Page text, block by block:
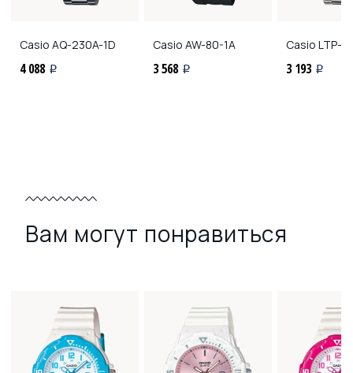
Casio AQ-230A-1D
4 088 i
Casio AW-80-1A
3 568 i
Casio LTP-
3 193 i
Вам могут понравиться